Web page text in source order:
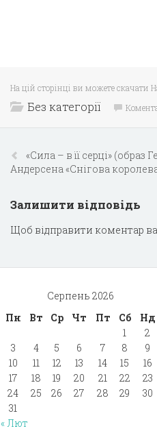
На цій сторінці ви можете скачати
Без категорії
«Сила – в її серці» (образ
Андерсена «Снігова
Залишити відповідь
Щоб відправити коментар
Серпень 2026
Пн
Вт Ср Чт Пт Сб
Нд
1
2
3
4 5 6 7 8
9
10
11 12 13 14 15
16
17
18 19 20 21 22
23
24
25 26 27 28 29
30
31
« Лют